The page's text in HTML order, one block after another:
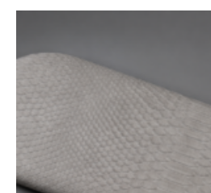
meerdere
variaties.